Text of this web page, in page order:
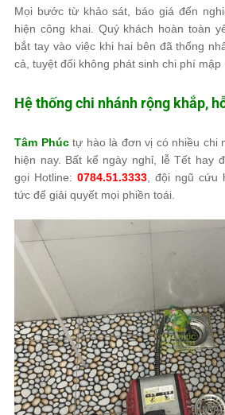
Mọi bước từ khảo sát, báo giá đến
hiện công khai. Quý khách hoàn toàn
bắt tay vào việc khi hai bên đã thống
cả, tuyệt đối không phát sinh chi phí mập
Hệ thống chi nhánh rộng khắp,
Tâm Phúctự hào là đơn vị có nhiều chi
hiện nay. Bất kể ngày nghỉ, lễ Tết hay
gọi Hotline: 0784.51.3333 , đội ngũ
tức để giải quyết mọi phiền toái.